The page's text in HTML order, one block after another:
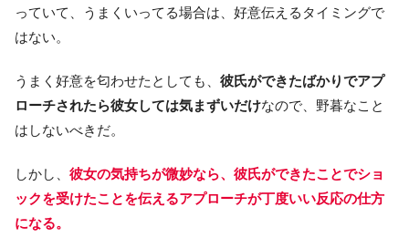
っていて、うまくいってる場合は、好意伝えるタイミングで
はない。
うまく好意を匂わせたとしても、 彼氏ができたばかりでアプ
ローチされたら彼女しては気まずいだけなので、野暮なこと
はしないべきだ。
しかし、 彼女の気持ちが微妙なら、彼氏ができたことでショ
ックを受けたことを伝えるアプローチが丁度いい反応の仕方
になる。